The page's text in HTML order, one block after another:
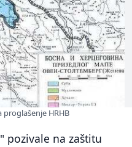
HRHB
pozivale na zaštitu